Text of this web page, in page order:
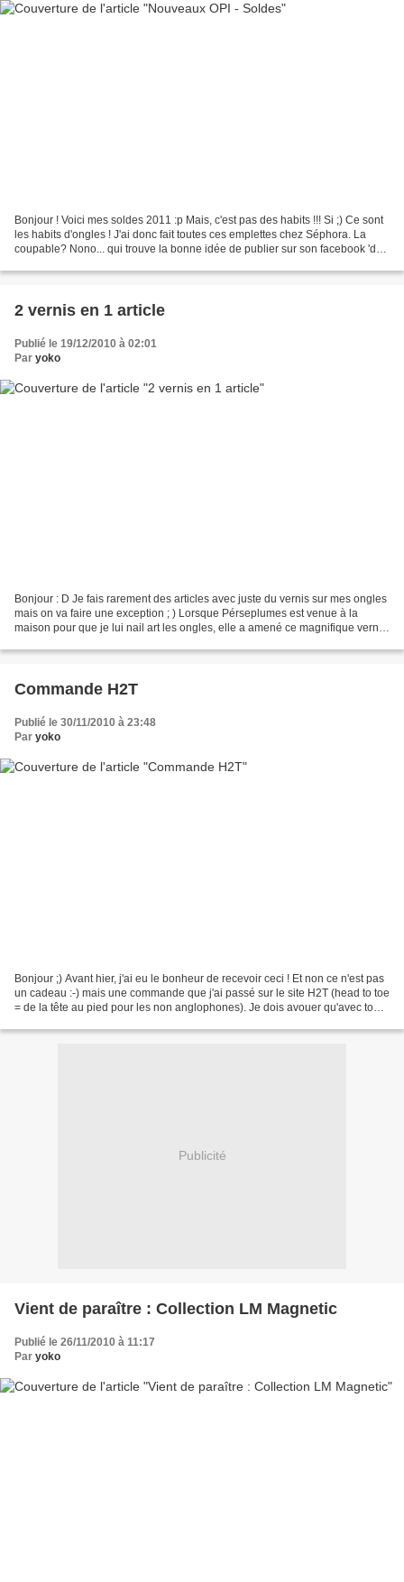
Bonjour ! Voici mes soldes 2011 :p Mais, c'est pas des habits !!! Si ;) Ce sont
les habits d'ongles ! J'ai donc fait toutes ces emplettes chez Séphora. La
coupable? Nono... qui trouve la bonne idée de publier sur son facebook 'des
2 vernis en 1 article
Publié le 19/12/2010 à 02:01
Par yoko
Bonjour : D Je fais rarement des articles avec juste du vernis sur mes ongles
mais on va faire une exception ; ) Lorsque Pérseplumes est venue à la
maison pour que je lui nail art les ongles, elle a amené ce magnifique vernis!
Commande H2T
Publié le 30/11/2010 à 23:48
Par yoko
Bonjour ;) Avant hier, j'ai eu le bonheur de recevoir ceci ! Et non ce n'est pas
un cadeau :-) mais une commande que j'ai passé sur le site H2T (head to toe
= de la tête au pied pour les non anglophones). Je dois avouer qu'avec tout
Publicité
Vient de paraître : Collection LM Magnetic
Publié le 26/11/2010 à 11:17
Par yoko